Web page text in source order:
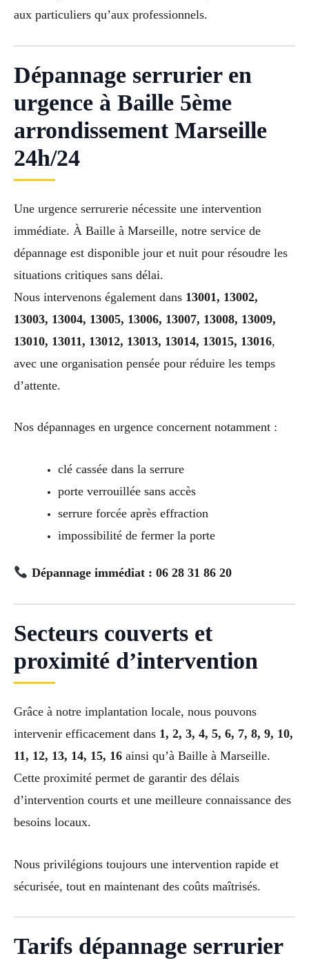
aux particuliers qu’aux professionnels.
Dépannage serrurier en
urgence à Baille 5ème
arrondissement Marseille
24h/24
Une urgence serrurerie nécessite une intervention
immédiate. À Baille à Marseille, notre service de
dépannage est disponible jour et nuit pour résoudre les
situations critiques sans délai.
Nous intervenons également dans 13001, 13002,
13003, 13004, 13005, 13006, 13007, 13008, 13009,
13010, 13011, 13012, 13013, 13014, 13015, 13016,
avec une organisation pensée pour réduire les temps
d’attente.
Nos dépannages en urgence concernent notamment :
clé cassée dans la serrure
porte verrouillée sans accès
serrure forcée après effraction
impossibilité de fermer la porte
Dépannage immédiat : 06 28 31 86 20
Secteurs couverts et
proximité d’intervention
Grâce à notre implantation locale, nous pouvons
intervenir efficacement dans 1, 2, 3, 4, 5, 6, 7, 8, 9, 10,
11, 12, 13, 14, 15, 16 ainsi qu’à Baille à Marseille.
Cette proximité permet de garantir des délais
d’intervention courts et une meilleure connaissance des
besoins locaux.
Nous privilégions toujours une intervention rapide et
sécurisée, tout en maintenant des coûts maîtrisés.
Tarifs dépannage serrurier